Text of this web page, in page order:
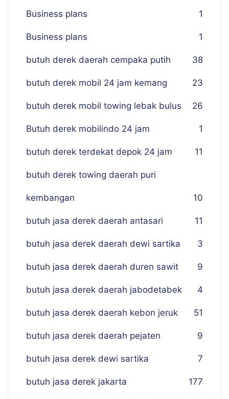
Business plans 1
Business plans 1
butuh derek daerah cempaka putih 38
butuh derek mobil 24 jam kemang 23
butuh derek mobil towing lebak bulus 26
Butuh derek mobilindo 24 jam 1
butuh derek terdekat depok 24 jam 11
butuh derek towing daerah puri
kembangan 10
butuh jasa derek daerah antasari 11
butuh jasa derek daerah dewi sartika 3
butuh jasa derek daerah duren sawit 9
butuh jasa derek daerah jabodetabek 4
butuh jasa derek daerah kebon jeruk 51
butuh jasa derek daerah pejaten 9
butuh jasa derek dewi sartika 7
butuh jasa derek jakarta 177